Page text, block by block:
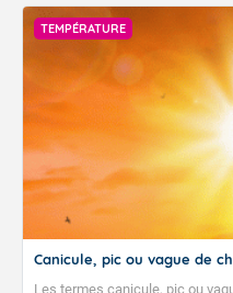
TEMPÉRATURE
Canicule, pic ou vague de
Les termes canicule, pic ou